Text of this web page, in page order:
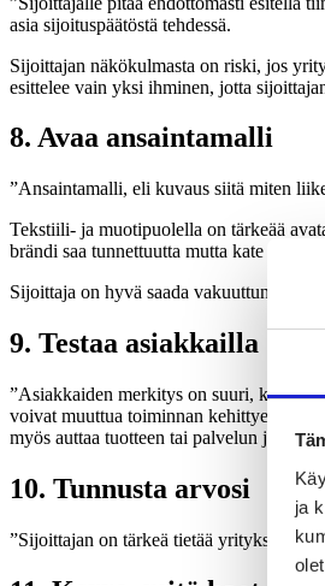
ja
asia sijoituspäätöstä tehdessä.
Sijoittajan näkökulmasta on riski, jos
esittelee vain yksi ihminen, jotta
8. Avaa ansaintamalli
”Ansaintamalli, eli kuvaus siitä miten
Tekstiili- ja muotipuolella on tärkeää
brändi saa tunnettuutta mutta kate
Sijoittaja on hyvä saada vakuuttuneeksi
9. Testaa asiakkailla
”Asiakkaiden merkitys on suuri, kun
voivat muuttua toiminnan kehittyessä ja
myös auttaa tuotteen tai palvelun
10. Tunnusta arvosi
”Sijoittajan on tärkeä tietää yrityksen